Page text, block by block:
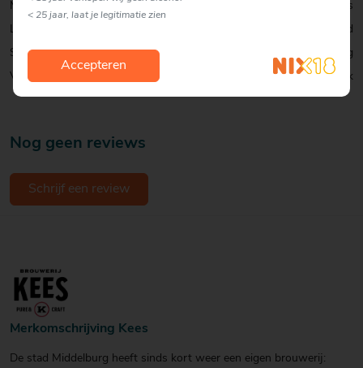
Nog geen reviews
Schrijf een review
Merk:
Kees
Land:
Nederland
Smaak:
Blond & Krachtig
Verpakking:
Blik
Merkomschrijving Kees
De stad Middelburg heeft sinds kort weer een eigen brouwerij:
< 25 jaar, laat je legitimatie zien
Accepteren